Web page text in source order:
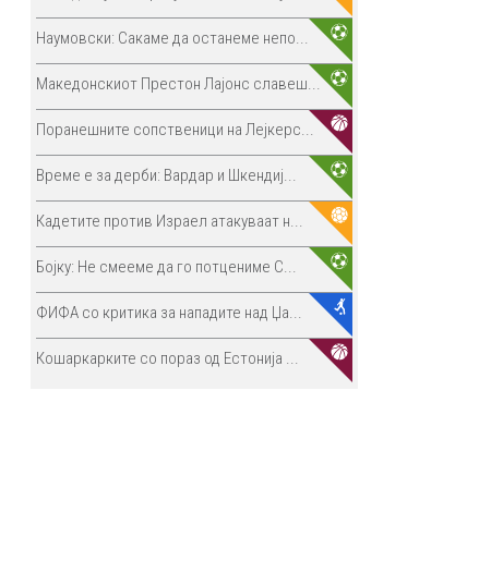
Наумовски: Сакаме да останеме непо...
Македонскиот Престон Лајонс славеш...
Поранешните сопственици на Лејкерс...
Време е за дерби: Вардар и Шкендиј...
Кадетите против Израел атакуваат н...
Бојку: Не смееме да го потцениме С...
ФИФА со критика за нападите над Џа...
Кошаркарките со пораз од Естонија ...